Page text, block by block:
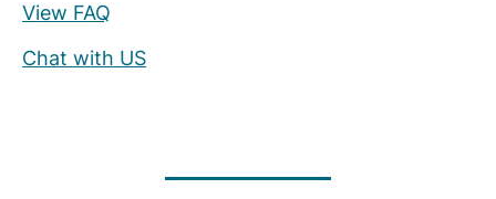
View FAQ
Chat with US